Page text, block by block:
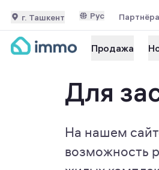
г. Ташкент Рус
Продажа
Для
На нашем
возможность